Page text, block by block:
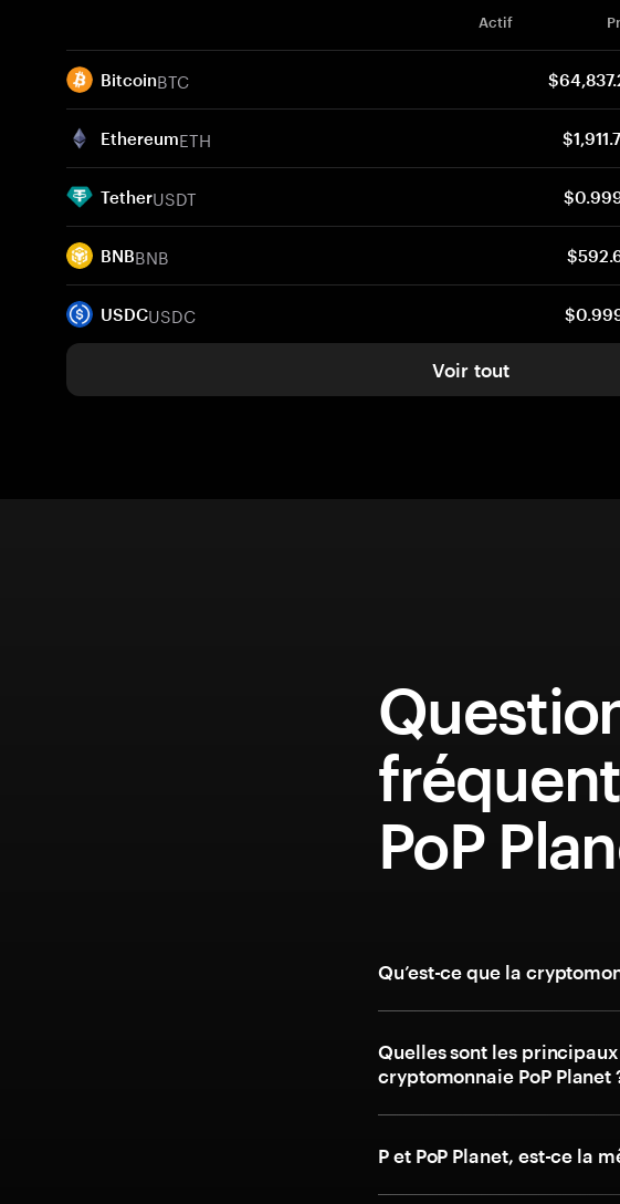
Actif
BitcoinBTC
EthereumETH
TetherUSDT
BNBBNB
USDCUSDC
Voir tout
PoP
Qu’est-ce que la
Quelles sont les
cryptomonnaie PoP Planet
P et PoP Planet, est-ce la